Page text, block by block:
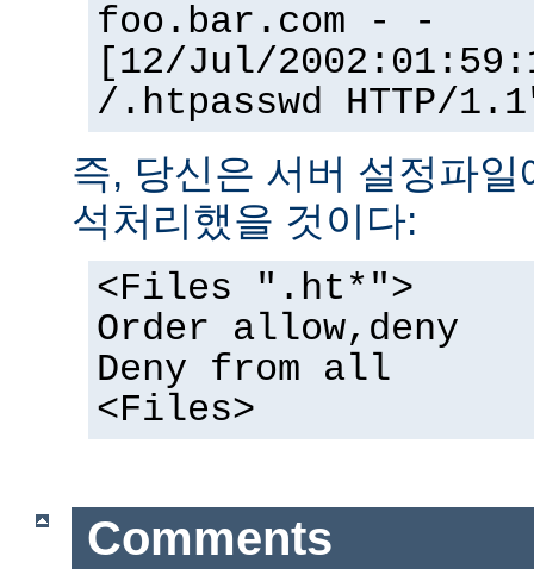
foo.bar.com - -
[12/Jul/
/.htpasswd HTTP/
즉, 당신은 서버 설정파
석처리했을 것이다:
<Files ".ht*">
Order allow,deny
Deny from all
<Files>
Comments